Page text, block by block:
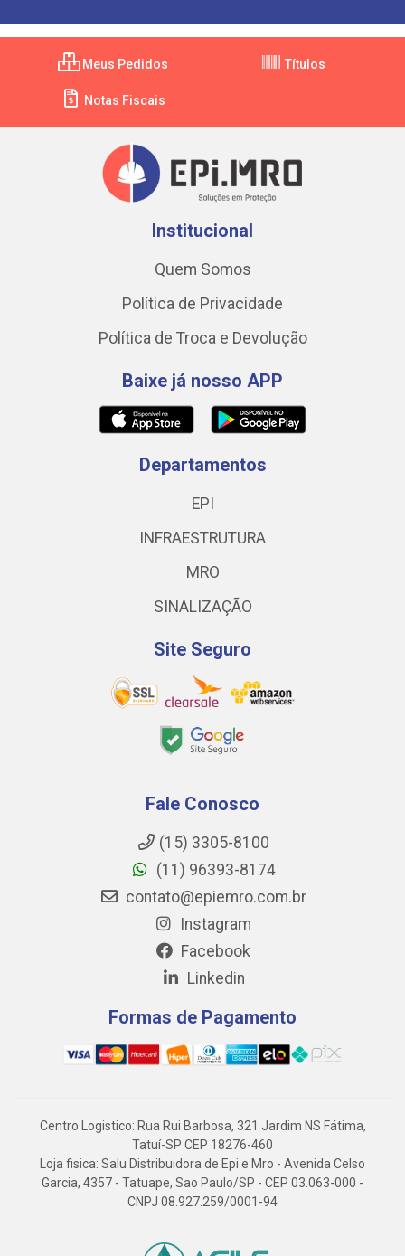
Meus Pedidos Títulos
Notas Fiscais
Institucional
Quem Somos
Política de Privacidade
Política de Troca e Devolução
Baixe já nosso APP
Departamentos
EPI
INFRAESTRUTURA
MRO
SINALIZAÇÃO
Site Seguro
Fale Conosco
(15) 3305-8100
(11) 96393-8174
contato@epiemro.com.br
Instagram
Facebook
Linkedin
Formas de Pagamento
Centro Logistico: Rua Rui Barbosa, 321 Jardim NS Fátima,
Tatuí-SP CEP 18276-460
Loja fisica: Salu Distribuidora de Epi e Mro - Avenida Celso
Garcia, 4357 - Tatuape, Sao Paulo/SP - CEP 03.063-000 -
CNPJ 08.927.259/0001-94